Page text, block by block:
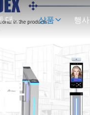
우리에 대하여 상품 행사
보